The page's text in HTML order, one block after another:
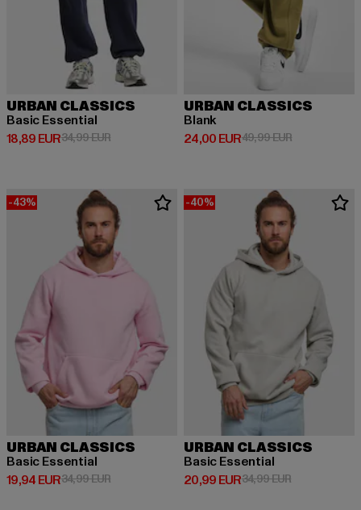
URBAN CLASSICS
Basic Essential
18,89 EUR
Derzeitiger Preis: 18,89 EUR
34,99 EURAktionspreis: 34,99 EUR
URBAN CLASSICS
Blank
24,00 EUR
Derzeitiger Preis: 24,00 EUR
49,99 EURAktionspreis:
-43%
URBAN CLASSICS
Basic Essential
19,94 EUR
Derzeitiger Preis: 19,94 EUR
34,99 EURAktionspreis: 34,99 EUR
-40%
URBAN CLASSICS
Basic Essential
20,99 EUR
Derzeitiger Preis: 20,99 EUR
34,99 EURAktionspreis: